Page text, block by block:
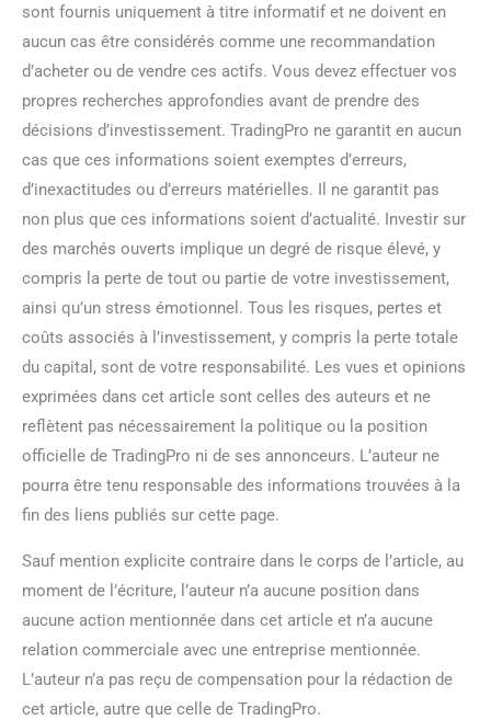
sont fournis uniquement à titre informatif et ne doivent en
aucun cas être considérés comme une recommandation
d’acheter ou de vendre ces actifs. Vous devez effectuer vos
propres recherches approfondies avant de prendre des
décisions d’investissement. TradingPro ne garantit en aucun
cas que ces informations soient exemptes d’erreurs,
d’inexactitudes ou d’erreurs matérielles. Il ne garantit pas
non plus que ces informations soient d’actualité. Investir sur
des marchés ouverts implique un degré de risque élevé, y
compris la perte de tout ou partie de votre investissement,
ainsi qu’un stress émotionnel. Tous les risques, pertes et
coûts associés à l’investissement, y compris la perte totale
du capital, sont de votre responsabilité. Les vues et opinions
exprimées dans cet article sont celles des auteurs et ne
reflètent pas nécessairement la politique ou la position
officielle de TradingPro ni de ses annonceurs. L’auteur ne
pourra être tenu responsable des informations trouvées à la
fin des liens publiés sur cette page.
Sauf mention explicite contraire dans le corps de l’article, au
moment de l’écriture, l’auteur n’a aucune position dans
aucune action mentionnée dans cet article et n’a aucune
relation commerciale avec une entreprise mentionnée.
L’auteur n’a pas reçu de compensation pour la rédaction de
cet article, autre que celle de TradingPro.